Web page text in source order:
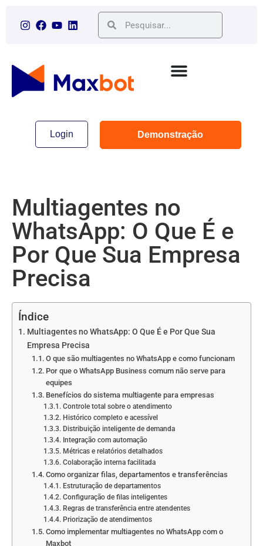
Login Demonstração
Multiagentes no
WhatsApp: O Que É e
Por Que Sua Empresa
Precisa
Índice
Multiagentes no WhatsApp: O Que É e Por Que Sua
Empresa Precisa
O que são multiagentes no WhatsApp e como funcionam
Por que o WhatsApp Business comum não serve para
equipes
Benefícios do sistema multiagente para empresas
Controle total sobre o atendimento
Histórico completo e acessível
Distribuição inteligente de demanda
Integração com automação
Métricas e relatórios detalhados
Colaboração interna facilitada
Como organizar filas, departamentos e transferências
Estruturação de departamentos
Configuração de filas inteligentes
Regras de transferência entre atendentes
Priorização de atendimentos
Como implementar multiagentes no WhatsApp com o
Maxbot